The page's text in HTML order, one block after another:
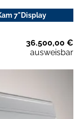
7"Display
36.500,00 €
ausweisbar